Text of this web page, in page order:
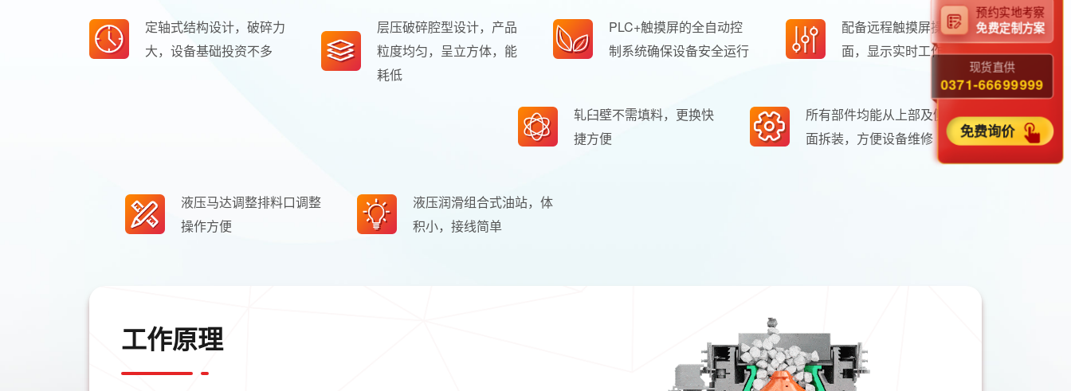
定轴式结构设计，破碎力
大，设备基础投资不多
层压破碎腔型设计，产品
粒度均匀，呈立方体，能
耗低
PLC+触摸屏的全自动控
制系统确保设备安全运行
配备远程触摸屏操作界
面，显示实时工作状态
轧臼壁不需填料，更换快
捷方便
所有部件均能从上部及侧
面拆装，方便设备维修
液压马达调整排料口调整
操作方便
液压润滑组合式油站，体
积小，接线简单
工作原理
预约实地考察
免费定制方案
现货直供
0371-66699999
免费询价